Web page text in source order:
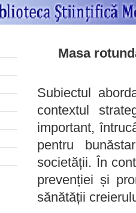
Masa
Subiectul
contextul
important,
pentru
societății. În
prevenției și
sănătății